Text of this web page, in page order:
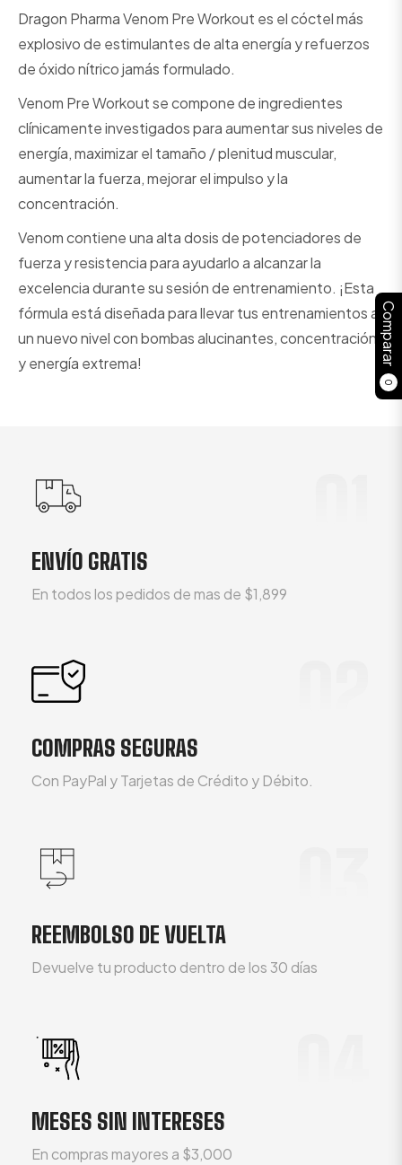
Comparar
0
Dragon Pharma Venom Pre Workout es el cóctel más
explosivo de estimulantes de alta energía y refuerzos
de óxido nítrico jamás formulado.
Venom Pre Workout se compone de ingredientes
clínicamente investigados para aumentar sus niveles de
energía, maximizar el tamaño / plenitud muscular,
aumentar la fuerza, mejorar el impulso y la
concentración.
Venom contiene una alta dosis de potenciadores de
fuerza y ​​resistencia para ayudarlo a alcanzar la
excelencia durante su sesión de entrenamiento. ¡Esta
fórmula está diseñada para llevar tus entrenamientos a
un nuevo nivel con bombas alucinantes, concentración
y energía extrema!
ENVÍO GRATIS
En todos los pedidos de mas de $1,899
COMPRAS SEGURAS
Con PayPal y Tarjetas de Crédito y Débito.
REEMBOLSO DE VUELTA
Devuelve tu producto dentro de los 30 días
MESES SIN INTERESES
En compras mayores a $3,000